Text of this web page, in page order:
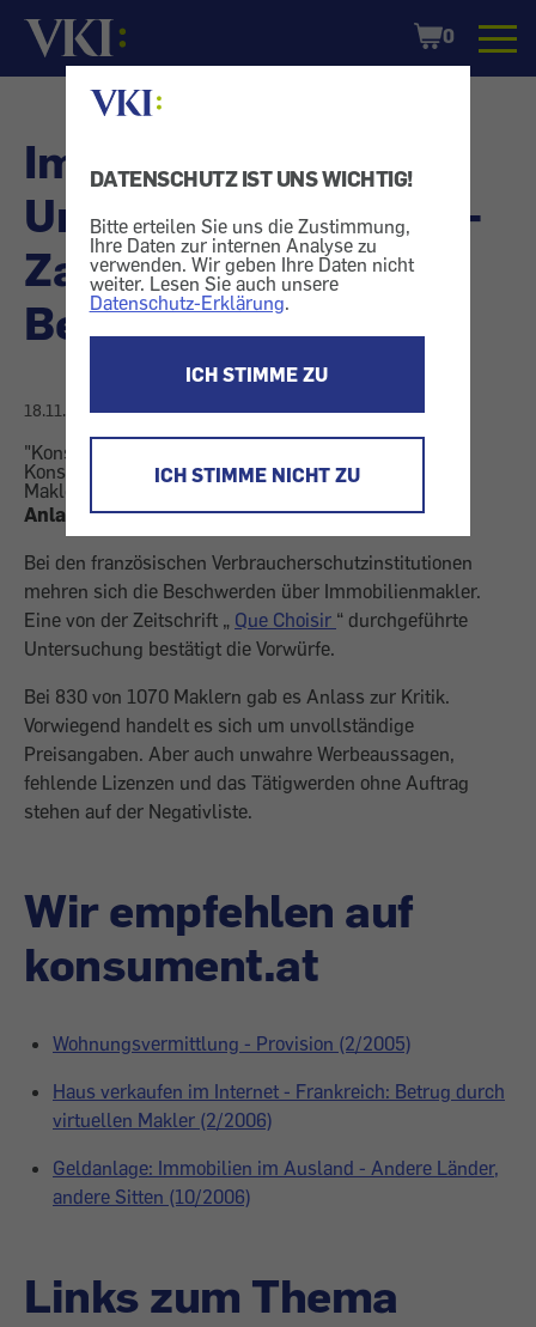
DATENSCHUTZ IST UNS WICHTIG!
Bitte erteilen Sie uns die Zustimmung,
Ihre Daten zur internen Analyse zu
verwenden. Wir geben Ihre Daten nicht
weiter. Lesen Sie auch unsere
Datenschutz-Erklärung.
ICH STIMME ZU
ICH STIMME NICHT ZU
Startseite
Shopping
Cart
0
Immobilienmakler:
Unseriöse Praktiken -
Zahlreiche
Beschwerden
18.11.2007
"Konsument international" berichtet, was andere
Konsumentenmagazine schreiben - hier: Frankreich.
Makler punkten nicht mit Zuverlässigkeit.
Anlass zur Kritik
Bei den französischen Verbraucherschutzinstitutionen
mehren sich die Beschwerden über Immobilienmakler.
Eine von der Zeitschrift „ Que Choisir “ durchgeführte
Untersuchung bestätigt die Vorwürfe.
Bei 830 von 1070 Maklern gab es Anlass zur Kritik.
Vorwiegend handelt es sich um unvollständige
Preisangaben. Aber auch unwahre Werbeaussagen,
fehlende Lizenzen und das Tätigwerden ohne Auftrag
stehen auf der Negativliste.
Wir empfehlen auf
konsument.at
Wohnungsvermittlung - Provision (2/2005)
Haus verkaufen im Internet - Frankreich: Betrug durch
virtuellen Makler (2/2006)
Geldanlage: Immobilien im Ausland - Andere Länder,
andere Sitten (10/2006)
Links zum Thema